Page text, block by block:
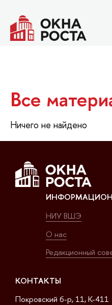
Все
Ничего не найдено
НИУ ВШЭ
О нас
Редакционный
КОНТАКТЫ
Покровский б-р, 11, K-411